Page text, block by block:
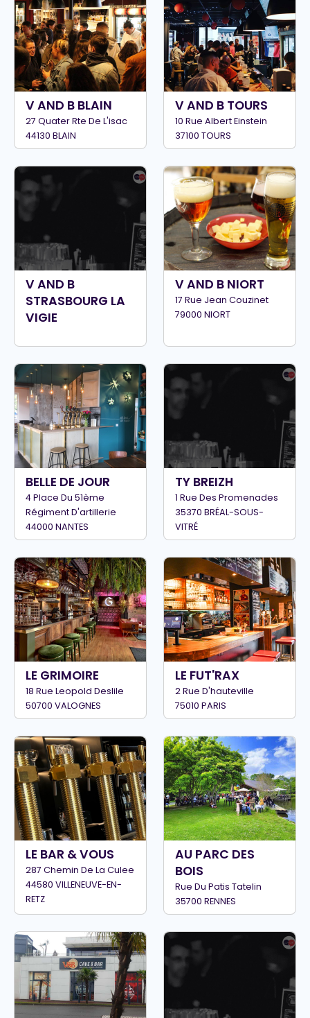
V AND B BLAIN
27 Quater Rte De L'isac
44130 BLAIN
V AND B TOURS
10 Rue Albert Einstein
37100 TOURS
V AND B
STRASBOURG LA
VIGIE
V AND B NIORT
17 Rue Jean Couzinet
79000 NIORT
BELLE DE JOUR
4 Place Du 51ème
Régiment D'artillerie
44000 NANTES
TY BREIZH
1 Rue Des Promenades
35370 BRÉAL-SOUS-
VITRÉ
LE GRIMOIRE
18 Rue Leopold Deslile
50700 VALOGNES
LE FUT'RAX
2 Rue D'hauteville
75010 PARIS
LE BAR & VOUS
287 Chemin De La Culee
44580 VILLENEUVE-EN-
RETZ
AU PARC DES
BOIS
Rue Du Patis Tatelin
35700 RENNES